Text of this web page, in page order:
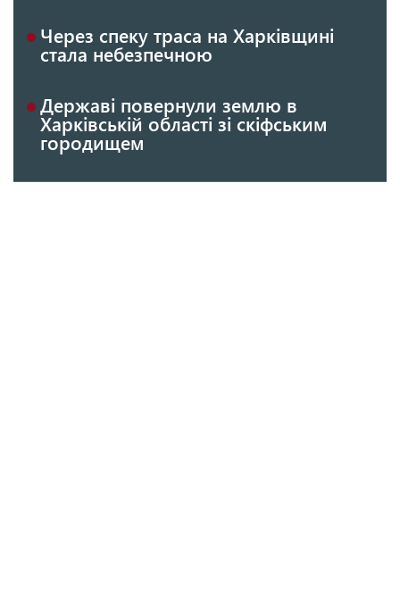
Через спеку траса на Харківщині
стала небезпечною
Державі повернули землю в
Харківській області зі скіфським
городищем